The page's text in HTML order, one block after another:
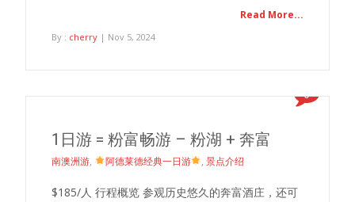
Read More...
By : cherry | Nov 5, 2024
0
1日游 = 粉富畅游 – 粉湖 + 奔富
南澳洲游, 阿德莱德经典一日游 ,景点介绍
$185/人 行程概览 参观历史悠久的奔富酒庄，还可